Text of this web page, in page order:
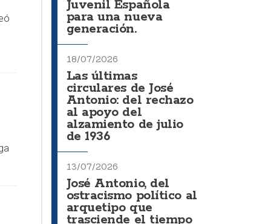
Juvenil Española
para una nueva
generación.
18/07/2026
Las últimas
circulares de José
Antonio: del rechazo
al apoyo del
alzamiento de julio
de 1936
13/07/2026
José Antonio, del
ostracismo político al
arquetipo que
trasciende el tiempo